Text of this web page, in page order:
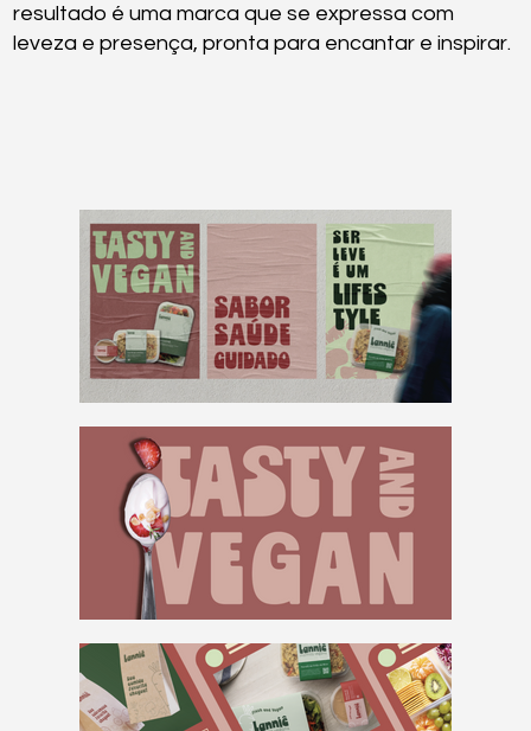
resultado é uma marca que se expressa com
leveza e presença, pronta para encantar e inspirar.